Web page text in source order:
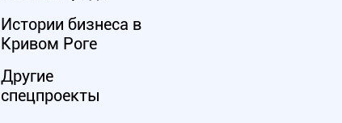
Истории бизнеса в
Кривом Роге
Другие
спецпроекты